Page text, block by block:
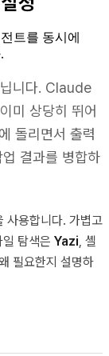
트를 동시에
니다. Claude
미 상당히 뛰어
돌리면서 출력
결과를 병합하
사용합니다. 가볍고
일 탐색은 Yazi, 셸
필요한지 설명하